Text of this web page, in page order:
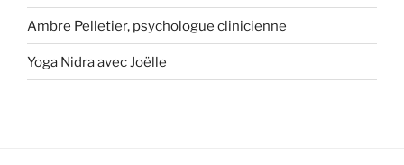
Ambre Pelletier, psychologue clinicienne
Yoga Nidra avec Joëlle